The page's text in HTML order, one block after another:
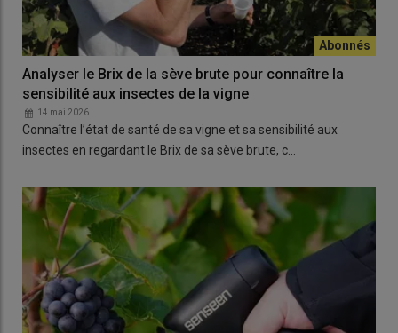
Analyser le Brix de la sève brute pour connaître la
sensibilité aux insectes de la vigne
14 mai 2026
Connaître l’état de santé de sa vigne et sa sensibilité aux
insectes en regardant le Brix de sa sève brute, c…